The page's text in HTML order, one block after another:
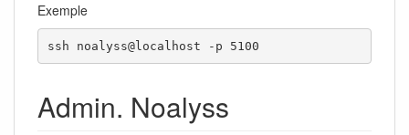
Exemple
ssh noalyss@localhost -p 5100
Admin. Noalyss